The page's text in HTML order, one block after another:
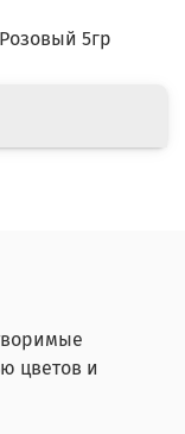
5гр
цветов и